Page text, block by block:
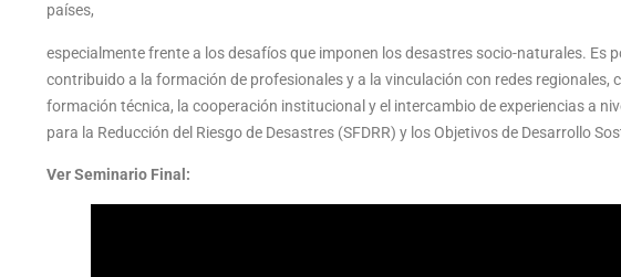
países,
especialmente frente a los desafíos que imponen los desastres socio-naturales. Es
contribuido a la formación de profesionales y a la vinculación con redes regionales,
formación técnica, la cooperación institucional y el intercambio de experiencias a
para la Reducción del Riesgo de Desastres (SFDRR) y los Objetivos de Desarrollo
Ver Seminario Final: